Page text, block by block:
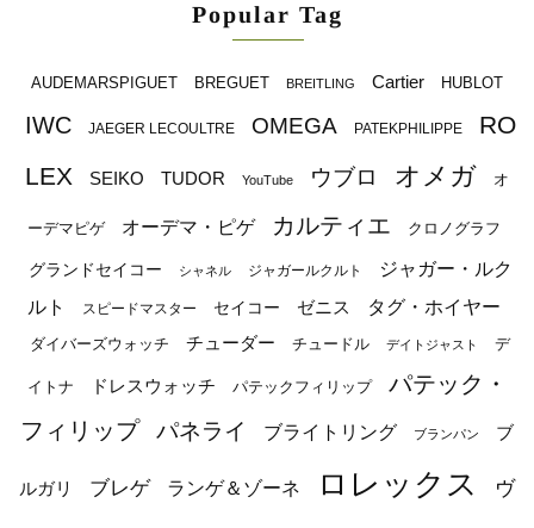
Popular Tag
AUDEMARSPIGUET BREGUET BREITLING Cartier HUBLOT
IWC JAEGER LECOULTRE OMEGA PATEKPHILIPPE
RO
LEX
SEIKO TUDOR YouTube ウブロ オメガ オ
ーデマピゲ オーデマ・ピゲ カルティエ クロノグラフ
グランドセイコー シャネル ジャガールクルト
ジャガー・ルク
ルト
スピードマスター セイコー ゼニス タグ・ホイヤー
ダイバーズウォッチ チューダー チュードル デイトジャスト デ
イトナ ドレスウォッチ パテックフィリップ
パテック・
フィリップ
パネライ ブライトリング ブランパン ブ
ルガリ ブレゲ ランゲ＆ゾーネ ロレックス ヴ